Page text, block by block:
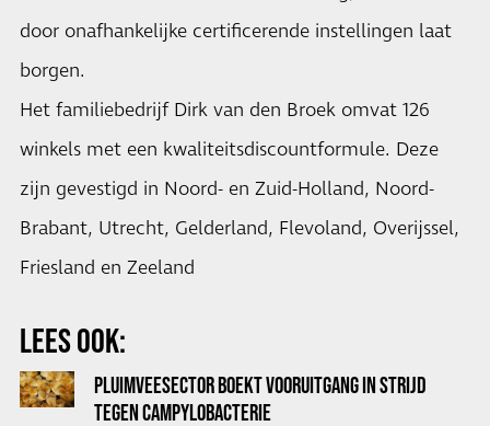
door onafhankelijke certificerende instellingen laat
borgen.
Het familiebedrijf Dirk van den Broek omvat 126
winkels met een kwaliteitsdiscountformule. Deze
zijn gevestigd in Noord- en Zuid-Holland, Noord-
Brabant, Utrecht, Gelderland, Flevoland, Overijssel,
Friesland en Zeeland
LEES OOK:
PLUIMVEESECTOR BOEKT VOORUITGANG IN STRIJD
TEGEN CAMPYLOBACTERIE